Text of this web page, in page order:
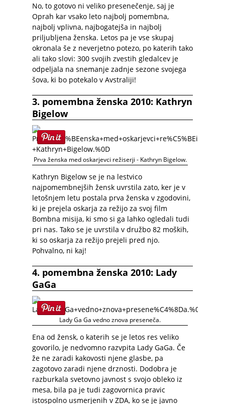
No, to gotovo ni veliko presenečenje, saj je
Oprah kar vsako leto najbolj pomembna,
najbolj vplivna, najbogatejša in najbolj
priljubljena ženska. Letos pa je vse skupaj
okronala še z neverjetno potezo, po katerih tako
ali tako slovi: 300 svojih zvestih gledalcev je
odpeljala na snemanje zadnje sezone svojega
šova, ki bo potekalo v Avstraliji!
3. pomembna ženska 2010: Kathryn
Bigelow
Prva ženska med oskarjevci režiserji - Kathryn Bigelow.
Kathryn Bigelow se je na lestvico
najpomembnejših žensk uvrstila zato, ker je v
letošnjem letu postala prva ženska v zgodovini,
ki je prejela oskarja za režijo za svoj film
Bombna misija, ki smo si ga lahko ogledali tudi
pri nas. Tako se je uvrstila v družbo 82 moških,
ki so oskarja za režijo prejeli pred njo.
Pohvalno, ni kaj!
4. pomembna ženska 2010: Lady
GaGa
Lady Ga Ga vedno znova preseneča.
Ena od žensk, o katerih se je letos res veliko
govorilo, je nedvomno razvpita Lady GaGa. Če
že ne zaradi kakovosti njene glasbe, pa
zagotovo zaradi njene drznosti. Dodobra je
razburkala svetovno javnost s svojo obleko iz
mesa, bila pa je tudi zagovornica pravic
istospolno usmerjenih v ZDA, ko se je javno